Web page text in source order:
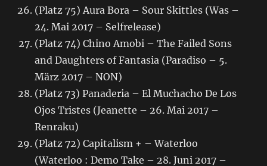
(Platz 75) Aura Bora – Sour Skittles (Was –
24. Mai 2017 – Selfrelease)
(Platz 74) Chino Amobi – The Failed Sons
and Daughters of Fantasia (Paradiso – 5.
März 2017 – NON)
(Platz 73) Panaderia – El Muchacho De Los
Ojos Tristes (Jeanette – 26. Mai 2017 –
Renraku)
(Platz 72) Capitalism + – Waterloo
(Waterloo : Demo Take – 28. Juni 2017 –